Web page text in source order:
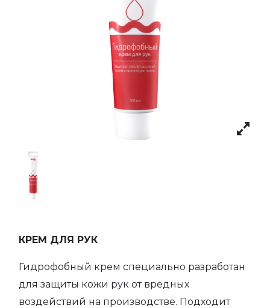
КРЕМ ДЛЯ РУК
Гидрофобный крем специально разработан
для защиты кожи рук от вредных
воздействий на производстве. Подходит